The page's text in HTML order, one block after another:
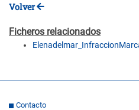
Volver
Ficheros relacionados
Contacto